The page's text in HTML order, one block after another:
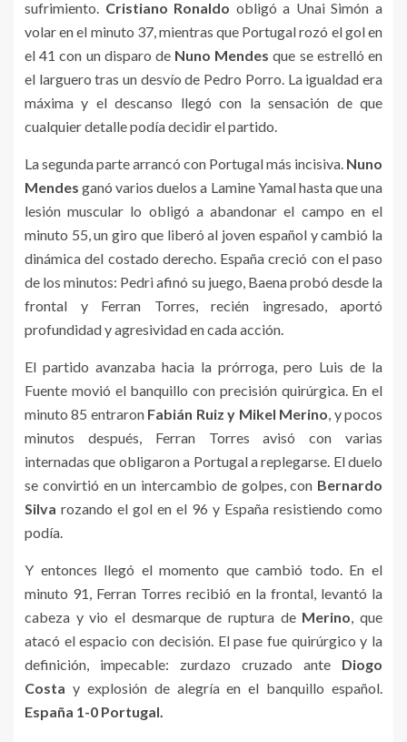
sufrimiento. Cristiano Ronaldo obligó a Unai Simón a
volar en el minuto 37, mientras que Portugal rozó el gol en
el 41 con un disparo de Nuno Mendes que se estrelló en
el larguero tras un desvío de Pedro Porro. La igualdad era
máxima y el descanso llegó con la sensación de que
cualquier detalle podía decidir el partido.
La segunda parte arrancó con Portugal más incisiva. Nuno
Mendes ganó varios duelos a Lamine Yamal hasta que una
lesión muscular lo obligó a abandonar el campo en el
minuto 55, un giro que liberó al joven español y cambió la
dinámica del costado derecho. España creció con el paso
de los minutos: Pedri afinó su juego, Baena probó desde la
frontal y Ferran Torres, recién ingresado, aportó
profundidad y agresividad en cada acción.
El partido avanzaba hacia la prórroga, pero Luis de la
Fuente movió el banquillo con precisión quirúrgica. En el
minuto 85 entraron Fabián Ruiz y Mikel Merino, y pocos
minutos después, Ferran Torres avisó con varias
internadas que obligaron a Portugal a replegarse. El duelo
se convirtió en un intercambio de golpes, con Bernardo
Silva rozando el gol en el 96 y España resistiendo como
podía.
Y entonces llegó el momento que cambió todo. En el
minuto 91, Ferran Torres recibió en la frontal, levantó la
cabeza y vio el desmarque de ruptura de Merino, que
atacó el espacio con decisión. El pase fue quirúrgico y la
definición, impecable: zurdazo cruzado ante Diogo
Costa y explosión de alegría en el banquillo español.
España 1-0 Portugal.